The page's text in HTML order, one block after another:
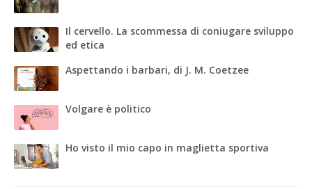
Il cervello. La scommessa di coniugare sviluppo
ed etica
Aspettando i barbari, di J. M. Coetzee
Volgare è politico
Ho visto il mio capo in maglietta sportiva